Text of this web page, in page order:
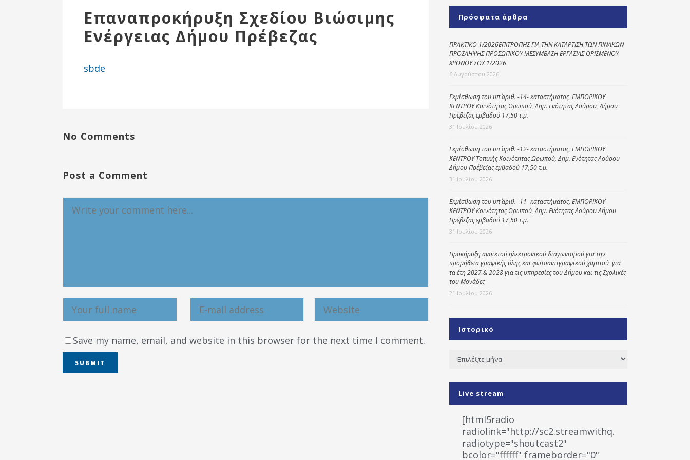
Δημοτικές
Ενότητες
Δημοτική
Κοινωνικό
παντοπωλείο
Kοινωνικό
φαρμακείο
Πρόγραμμα
Κέντρο Ημερήσιας
Φροντίδας
Ηλικιωμένων
(Κ.Η.Φ.Η.) Πρέβεζας
Εκδηλώσεις
Κέντρο δια βίου
Μάθησης
Επαναπροκήρυξη Σχεδίου Βιώσιμης
Ενέργειας Δήμου Πρέβεζας
sbde
No Comments
Post a Comment
Save my name, email, and website in this browser for the next time I comment.
Πρόσφατα άρθρα
ΠΡΑΚΤΙΚΟ 1/2026ΕΠΙΤΡΟΠΗΣ ΓΙΑ ΤΗΝ ΚΑΤΑΡΤΙΣΗ ΤΩΝ ΠΙΝΑΚΩΝ
ΠΡΟΣΛΗΨΗΣ ΠΡΟΣΩΠΙΚΟΥ ΜΕΣΥΜΒΑΣΗ ΕΡΓΑΣΙΑΣ ΟΡΙΣΜΕΝΟΥ
ΧΡΟΝΟΥ ΣΟΧ 1/2026
6 Αυγούστου 2026
Εκμίσθωση του υπ΄ αριθ. -14- καταστήματος, ΕΜΠΟΡΙΚΟΥ
ΚΕΝΤΡΟΥ Κοινότητας Ωρωπού, Δημ. Ενότητας Λούρου, Δήμου
Πρέβεζας εμβαδού 17,50 τ.μ.
31 Ιουλίου 2026
Εκμίσθωση του υπ΄ αριθ. -12- καταστήματος, ΕΜΠΟΡΙΚΟΥ
ΚΕΝΤΡΟΥ Τοπικής Κοινότητας Ωρωπού, Δημ. Ενότητας Λούρου
Δήμου Πρέβεζας εμβαδού 17,50 τ.μ.
31 Ιουλίου 2026
Εκμίσθωση του υπ΄ αριθ. -11- καταστήματος, ΕΜΠΟΡΙΚΟΥ
ΚΕΝΤΡΟΥ Κοινότητας Ωρωπού, Δημ. Ενότητας Λούρου Δήμου
Πρέβεζας εμβαδού 17,50 τ.μ.
31 Ιουλίου 2026
Προκήρυξη ανοικτού ηλεκτρονικού διαγωνισμού για την
προμήθεια γραφικής ύλης και φωτοαντιγραφικού χαρτιού για
τα έτη 2027 & 2028 για τις υπηρεσίες του Δήμου και τις Σχολικές
του Μονάδες
21 Ιουλίου 2026
Ιστορικό
Ιστορικό
Live stream
[html5radio
radiolink="http://sc2.streamwithq.com:8028/
radiotype="shoutcast2"
bcolor="ffffff" frameborder="0"